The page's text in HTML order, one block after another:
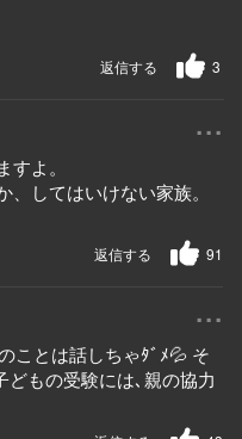
3
返信する
...
よ。
してはいけない家族。
91
返信する
...
ことは話しちゃﾀﾞﾒ💦 そ
もの受験には､親の協力